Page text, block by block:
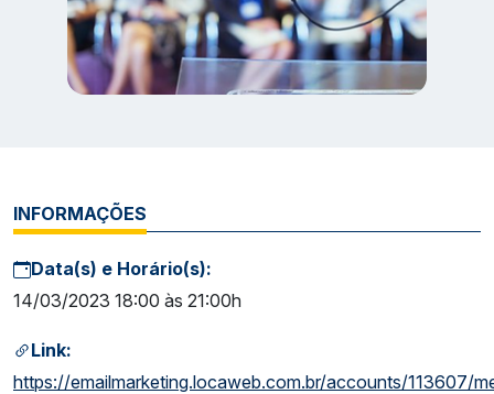
INFORMAÇÕES
Data(s) e Horário(s):
14/03/2023 18:00 às 21:00h
Link:
https://emailmarketing.locaweb.com.br/accounts/113607/